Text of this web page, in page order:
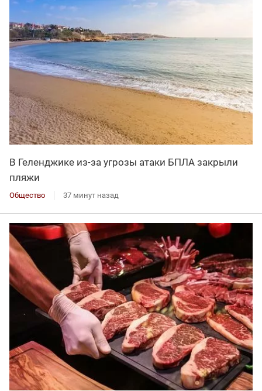
В Геленджике из-за угрозы атаки БПЛА закрыли
пляжи
Общество 37 минут назад